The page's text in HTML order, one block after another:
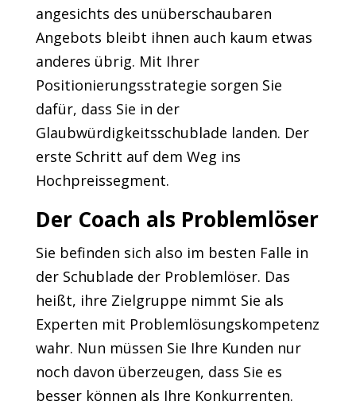
angesichts des unüberschaubaren
Angebots bleibt ihnen auch kaum etwas
anderes übrig. Mit Ihrer
Positionierungsstrategie sorgen Sie
dafür, dass Sie in der
Glaubwürdigkeitsschublade landen. Der
erste Schritt auf dem Weg ins
Hochpreissegment.
Der Coach als Problemlöser
Sie befinden sich also im besten Falle in
der Schublade der Problemlöser. Das
heißt, ihre Zielgruppe nimmt Sie als
Experten mit Problemlösungskompetenz
wahr. Nun müssen Sie Ihre Kunden nur
noch davon überzeugen, dass Sie es
besser können als Ihre Konkurrenten.